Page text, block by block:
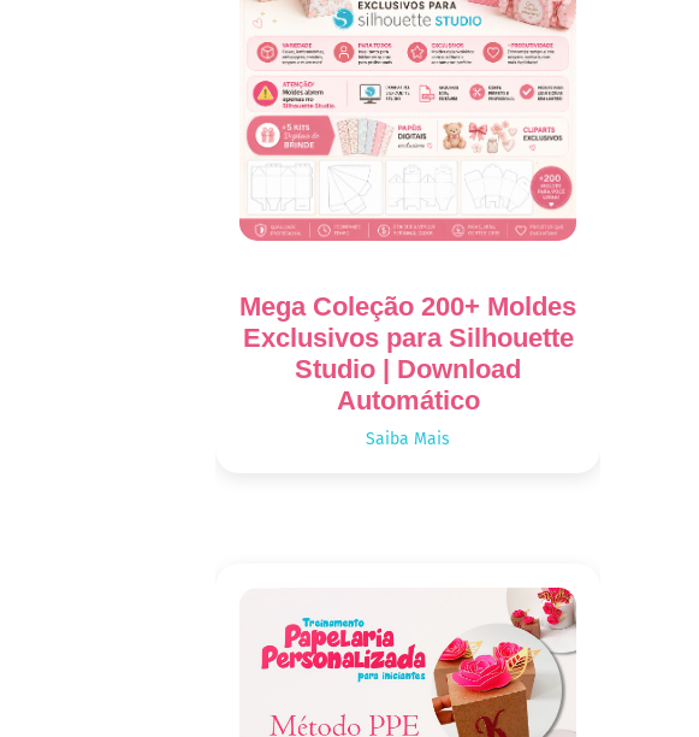
Mega Coleção 200+ Moldes
Exclusivos para Silhouette
Studio | Download
Automático
Saiba Mais